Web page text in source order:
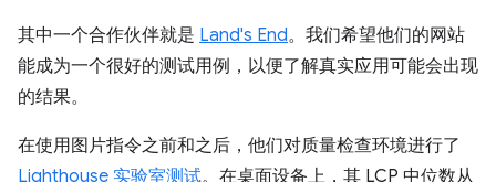
其中一个合作伙伴就是 Land's End。我们希望他们的网站
能成为一个很好的测试用例，以便了解真实应用可能会出现
的结果。
在使用图片指令之前和之后，他们对质量检查环境进行了
Lighthouse 实验室测试。在桌面设备上，其 LCP 中位数从